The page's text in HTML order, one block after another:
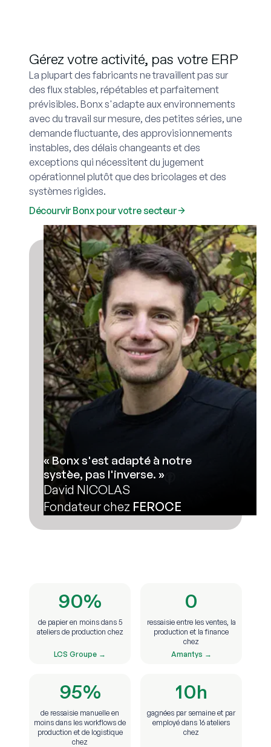
Gérez votre activité, pas votre ERP
La plupart des fabricants ne travaillent pas sur
des flux stables, répétables et parfaitement
prévisibles. Bonx s'adapte aux environnements
avec du travail sur mesure, des petites séries, une
demande fluctuante, des approvisionnements
instables, des délais changeants et des
exceptions qui nécessitent du jugement
opérationnel plutôt que des bricolages et des
systèmes rigides.
Décourvir Bonx pour votre secteur
« Bonx s'est adapté à notre
systèe, pas l'inverse. »
David NICOLAS
Fondateur chez FEROCE
90%
de papier en moins dans 5
ateliers de production chez
LCS Groupe →
0
ressaisie entre les ventes, la
production et la finance
chez
Amantys →
95%
de ressaisie manuelle en
moins dans les workflows de
production et de logistique
chez
10h
gagnées par semaine et par
employé dans 16 ateliers
chez